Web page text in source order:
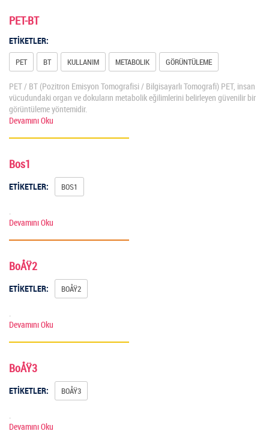
PET-BT
ETİKETLER:
PET BT KULLANIM METABOLIK GÖRÜNTÜLEME
PET / BT (Pozitron Emisyon Tomografisi / Bilgisayarlı Tomografi) PET, insan
vücudundaki organ ve dokuların metabolik eğilimlerini belirleyen güvenilir bir
görüntüleme yöntemidir.
Devamını Oku
Bos1
ETİKETLER: BOS1
Devamını Oku
BoÅŸ2
ETİKETLER: BOÅŸ2
Devamını Oku
BoÅŸ3
ETİKETLER: BOÅŸ3
Devamını Oku